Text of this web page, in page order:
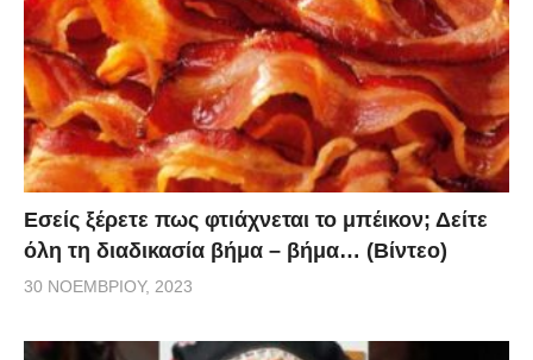
Εσείς ξέρετε πως φτιάχνεται το μπέικον; Δείτε
όλη τη διαδικασία βήμα – βήμα… (Βίντεο)
30 ΝΟΕΜΒΡΊΟΥ, 2023